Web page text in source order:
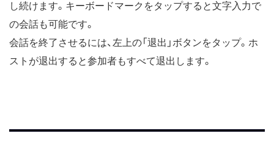
し続けます。キーボードマークをタップすると文字入力で
の会話も可能です。
会話を終了させるには、左上の「退出」ボタンをタップ。ホ
ストが退出すると参加者もすべて退出します。